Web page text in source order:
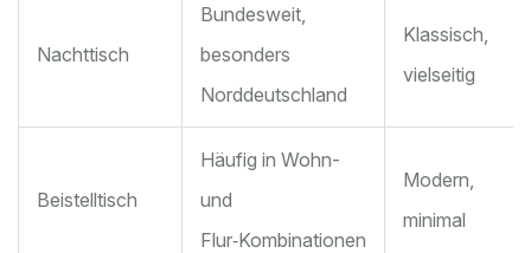
Nachttisch
Bundesweit,
besonders
Norddeutschland
Klassisch,
vielseitig
Beistelltisch
Häufig in Wohn-
und
Flur‑Kombinationen
Modern,
minimal